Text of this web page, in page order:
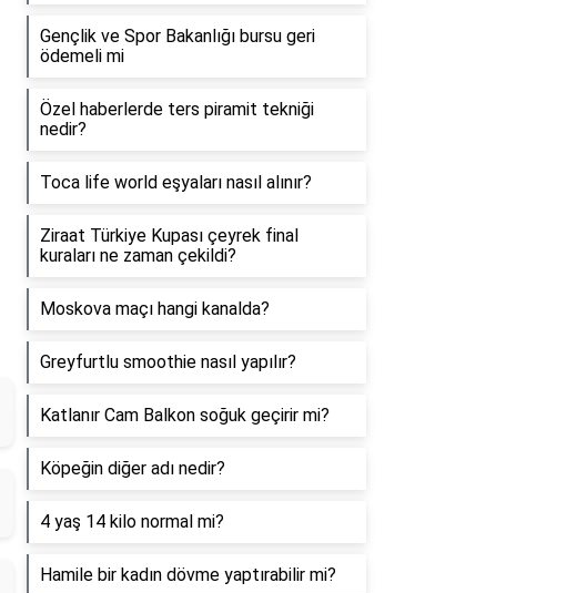
Gençlik ve Spor Bakanlığı bursu geri
ödemeli mi
Özel haberlerde ters piramit tekniği
nedir?
Toca life world eşyaları nasıl alınır?
Ziraat Türkiye Kupası çeyrek final
kuraları ne zaman çekildi?
Moskova maçı hangi kanalda?
Greyfurtlu smoothie nasıl yapılır?
Katlanır Cam Balkon soğuk geçirir mi?
Köpeğin diğer adı nedir?
4 yaş 14 kilo normal mi?
Hamile bir kadın dövme yaptırabilir mi?